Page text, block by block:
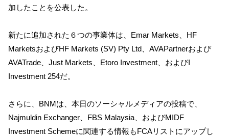
加したことを公表した。
新たに追加された６つの事業体は、Emar Markets、HF
MarketsおよびHF Markets (SV) Pty Ltd、AVAPartnerおよび
AVATrade、Just Markets、Etoro Investment、およびI
Investment 254だ。
さらに、BNMは、本日のソーシャルメディアの投稿で、
Najmuldin Exchanger、FBS Malaysia、およびMIDF
Investment Schemeに関連する情報もFCAリストにアップし